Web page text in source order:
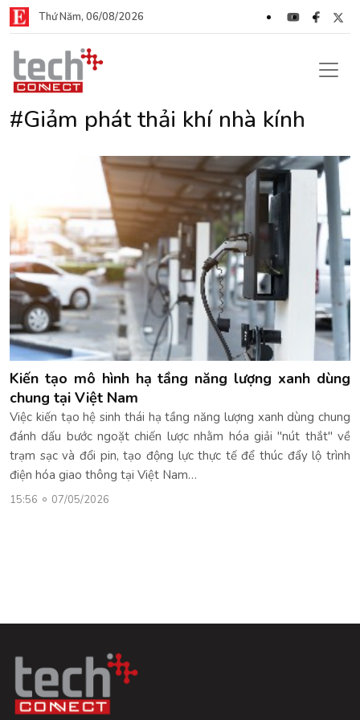
Thứ Năm, 06/08/2026
#Giảm phát thải khí nhà kính
Kiến tạo mô hình hạ tầng năng lượng xanh dùng
chung tại Việt Nam
Việc kiến tạo hệ sinh thái hạ tầng năng lượng xanh dùng chung
đánh dấu bước ngoặt chiến lược nhằm hóa giải "nút thắt" về
trạm sạc và đổi pin, tạo động lực thực tế để thúc đẩy lộ trình
điện hóa giao thông tại Việt Nam…
15:56 07/05/2026